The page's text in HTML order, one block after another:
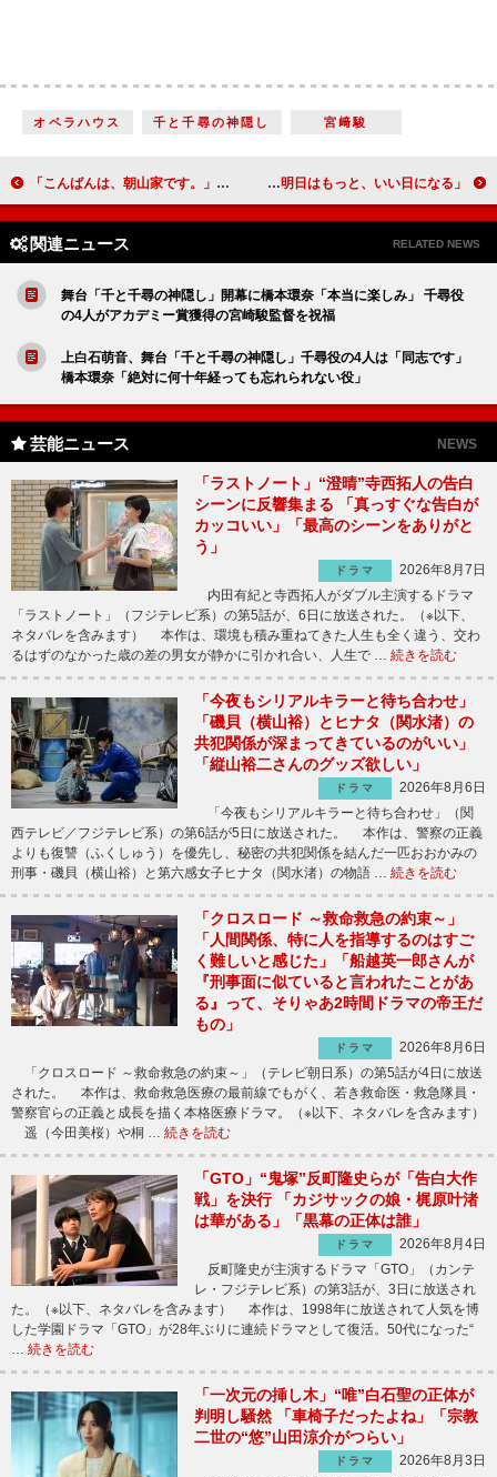
オペラハウス 千と千尋の神隠し 宮﨑駿
「こんばんは、朝山家です。」「中村アンさんのこういうSっぽい役に引かれる」「奥さんの悪態がひど過ぎてイライラする」 「明日はもっと、いい日になる」“蒔田”生田絵梨花の演技に反響 「ひまちゃんを応援したい」「苦悩する姿が良かった」
関連ニュース RELATED NEWS
舞台「千と千尋の神隠し」開幕に橋本環奈「本当に楽しみ」 千尋役
の4人がアカデミー賞獲得の宮崎駿監督を祝福
上白石萌音、舞台「千と千尋の神隠し」千尋役の4人は「同志です」
橋本環奈「絶対に何十年経っても忘れられない役」
芸能ニュース NEWS
「ラストノート」“澄晴”寺西拓人の告白
シーンに反響集まる 「真っすぐな告白が
カッコいい」「最高のシーンをありがと
う」
ドラマ
2026年8月7日
内田有紀と寺西拓人がダブル主演するドラマ
「ラストノート」（フジテレビ系）の第5話が、6日に放送された。（※以下、
ネタバレを含みます） 本作は、環境も積み重ねてきた人生も全く違う、交わ
るはずのなかった歳の差の男女が静かに引かれ合い、人生で … 続きを読む
「今夜もシリアルキラーと待ち合わせ」
「磯貝（横山裕）とヒナタ（関水渚）の
共犯関係が深まってきているのがいい」
「縦山裕二さんのグッズ欲しい」
ドラマ
2026年8月6日
「今夜もシリアルキラーと待ち合わせ」（関
西テレビ／フジテレビ系）の第6話が5日に放送された。 本作は、警察の正義
よりも復讐（ふくしゅう）を優先し、秘密の共犯関係を結んだ一匹おおかみの
刑事・磯貝（横山裕）と第六感女子ヒナタ（関水渚）の物語 … 続きを読む
「クロスロード ～救命救急の約束～」
「人間関係、特に人を指導するのはすご
く難しいと感じた」「船越英一郎さんが
『刑事面に似ていると言われたことがあ
る』って、そりゃあ2時間ドラマの帝王だ
もの」
ドラマ
2026年8月6日
「クロスロード ～救命救急の約束～」（テレビ朝日系）の第5話が4日に放送
された。 本作は、救命救急医療の最前線でもがく、若き救命医・救急隊員・
警察官らの正義と成長を描く本格医療ドラマ。（※以下、ネタバレを含みます）
遥（今田美桜）や桐 … 続きを読む
「GTO」“鬼塚”反町隆史らが「告白大作
戦」を決行 「カジサックの娘・梶原叶渚
は華がある」「黒幕の正体は誰」
ドラマ
2026年8月4日
反町隆史が主演するドラマ「GTO」（カンテ
レ・フジテレビ系）の第3話が、3日に放送され
た。（※以下、ネタバレを含みます） 本作は、1998年に放送されて人気を博
した学園ドラマ「GTO」が28年ぶりに連続ドラマとして復活。50代になった“
… 続きを読む
「一次元の挿し木」“唯”白石聖の正体が
判明し騒然 「車椅子だったよね」「宗教
二世の“悠”山田涼介がつらい」
ドラマ
2026年8月3日